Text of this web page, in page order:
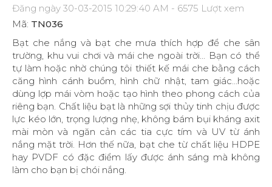
Đăng ngày 30-03-2015 10:29:40 AM - 6575 Lượt xem
Mã: TN036
Bạt che nắng và bạt che mưa thích hợp để che sân
trường, khu vui chơi và mái che ngoài trời... Bạn có thể
tự làm hoặc nhờ chúng tôi thiết kế mái che bằng cách
căng hình cánh buồm, hình chữ nhật, tam giác...hoặc
dùng lợp mái vòm hoặc tạo hình theo phong cách của
riêng bạn. Chất liệu bạt là những sợi thủy tinh chịu được
lực kéo lớn, trọng lượng nhẹ, không bám bụi kháng axit
mài mòn và ngăn cản các tia cực tím và UV từ ánh
nắng mặt trời. Hơn thế nữa, bạt che từ chất liệu HDPE
hay PVDF có đặc điểm lấy được ánh sáng mà không
làm cho bạn bị chói nắng.